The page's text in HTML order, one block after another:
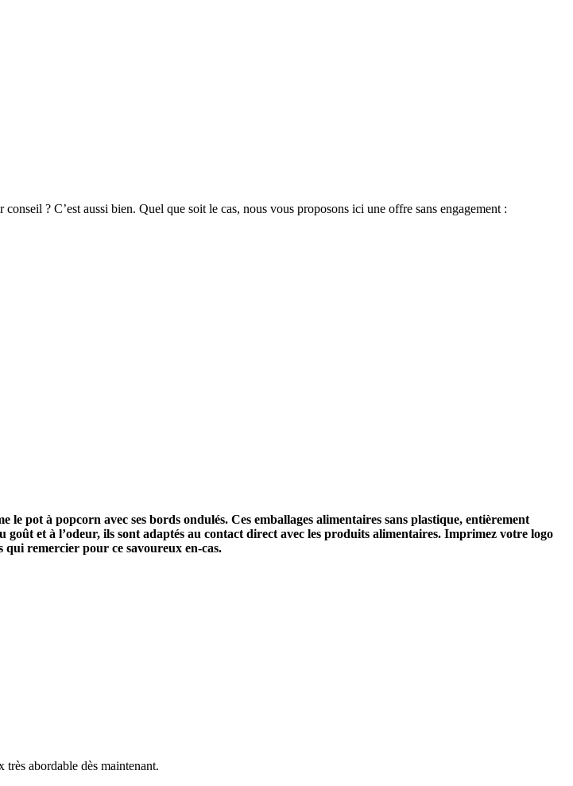
? C’est aussi bien. Quel que soit le cas, nous vous proposons ici une offre sans engagement :
pot à popcorn avec ses bords ondulés. Ces emballages alimentaires sans plastique, entièrement
et à l’odeur, ils sont adaptés au contact direct avec les produits alimentaires. Imprimez votre logo
remercier pour ce savoureux en-cas.
abordable dès maintenant.